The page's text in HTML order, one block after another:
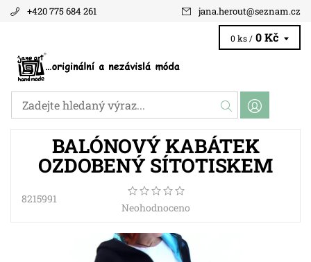
+420 775 684 261 jana.herout@seznam.cz
0 ks / 0 Kč
BALÓNOVÝ KABÁTEK
OZDOBENÝ SÍTOTISKEM
8215991
Neohodnoceno